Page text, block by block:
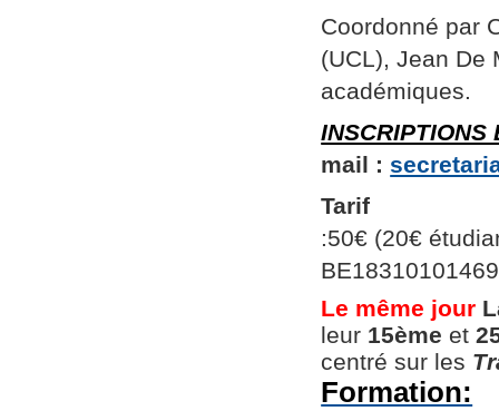
Coordonné par
(UCL), Jean De
académiques.
INSCRIPTIONS
mail :
Tarif
:50€ (20€
Le même jour
leur 15ème et
centré sur les
Formation: